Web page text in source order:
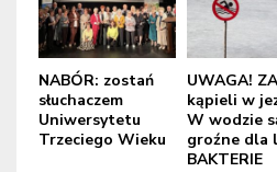
NABÓR: zostań
słuchaczem
Uniwersytetu
Trzeciego Wieku
UWAGA!
kąpieli w
W wodzie
groźne dla
BAKTERIE